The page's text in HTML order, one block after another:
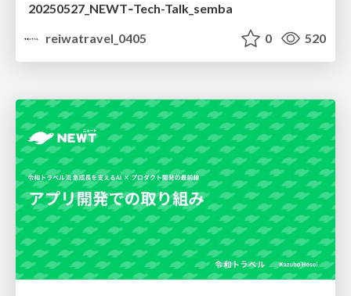
20250527_NEWT‐Tech-Talk_semba
reiwatravel_0405
0 520